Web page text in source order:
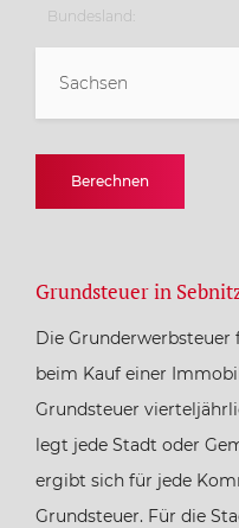
Bundesland:
Sachsen
Baden-
Berlin
Brandenburg
Bremen
Hamburg
Berechnen
Grundsteuer in
Die
beim Kauf einer
Grundsteuer
legt jede Stadt oder
ergibt sich für jede
Grundsteuer. Für die